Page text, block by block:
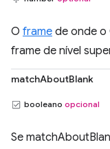
O frame de onde o
frame de nível
matchAboutBlank
booleano opcional
Se